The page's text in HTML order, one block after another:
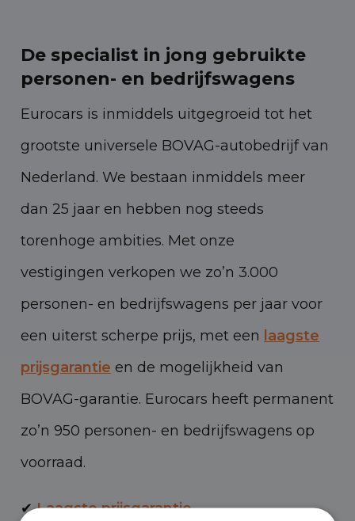
De specialist in jong gebruikte
personen- en bedrijfswagens
Eurocars is inmiddels uitgegroeid tot het
grootste universele BOVAG-autobedrijf van
Nederland. We bestaan inmiddels meer
dan 25 jaar en hebben nog steeds
torenhoge ambities. Met onze
vestigingen verkopen we zo’n 3.000
personen- en bedrijfswagens per jaar voor
een uiterst scherpe prijs, met een laagste
prijsgarantie en de mogelijkheid van
BOVAG-garantie. Eurocars heeft permanent
zo’n 950 personen- en bedrijfswagens op
voorraad.
✔Laagste prijsgarantie